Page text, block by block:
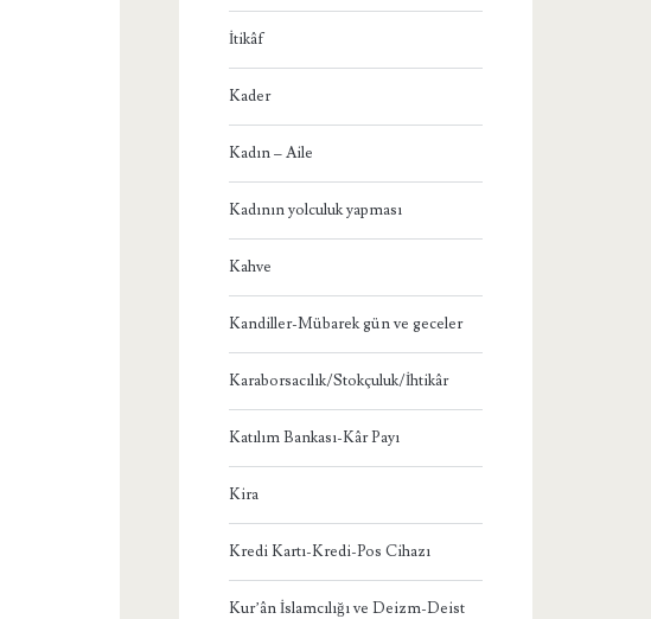
İtikâf
Kader
Kadın – Aile
Kadının yolculuk yapması
Kahve
Kandiller-Mübarek gün ve geceler
Karaborsacılık/Stokçuluk/İhtikâr
Katılım Bankası-Kâr Payı
Kira
Kredi Kartı-Kredi-Pos Cihazı
Kur’ân İslamcılığı ve Deizm-Deist